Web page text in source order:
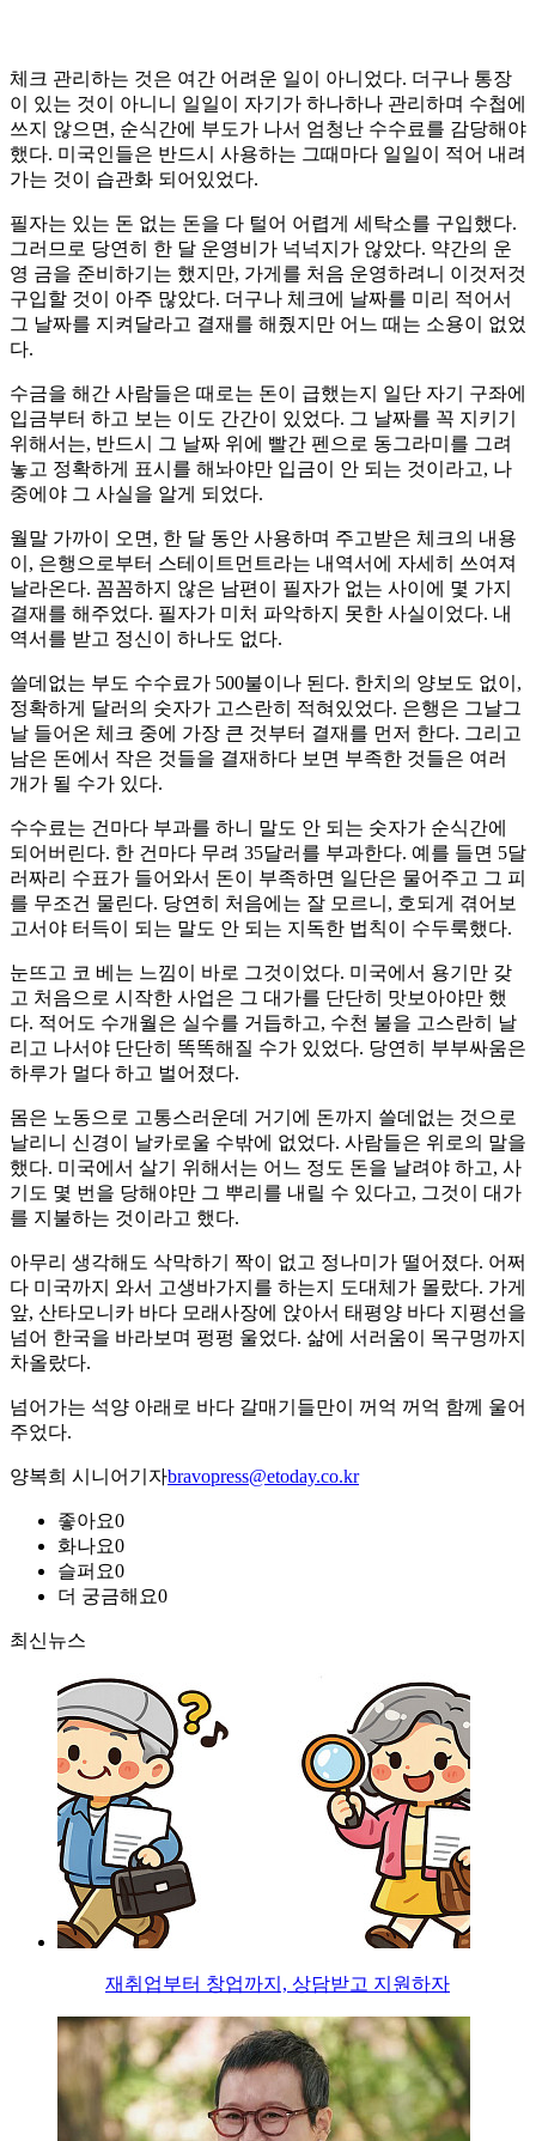
체크 관리하는 것은 여간 어려운 일이 아니었다. 더구나 통장
이 있는 것이 아니니 일일이 자기가 하나하나 관리하며 수첩에
쓰지 않으면, 순식간에 부도가 나서 엄청난 수수료를 감당해야
했다. 미국인들은 반드시 사용하는 그때마다 일일이 적어 내려
가는 것이 습관화 되어있었다.
필자는 있는 돈 없는 돈을 다 털어 어렵게 세탁소를 구입했다.
그러므로 당연히 한 달 운영비가 넉넉지가 않았다. 약간의 운
영 금을 준비하기는 했지만, 가게를 처음 운영하려니 이것저것
구입할 것이 아주 많았다. 더구나 체크에 날짜를 미리 적어서
그 날짜를 지켜달라고 결재를 해줬지만 어느 때는 소용이 없었
다.
수금을 해간 사람들은 때로는 돈이 급했는지 일단 자기 구좌에
입금부터 하고 보는 이도 간간이 있었다. 그 날짜를 꼭 지키기
위해서는, 반드시 그 날짜 위에 빨간 펜으로 동그라미를 그려
놓고 정확하게 표시를 해놔야만 입금이 안 되는 것이라고, 나
중에야 그 사실을 알게 되었다.
월말 가까이 오면, 한 달 동안 사용하며 주고받은 체크의 내용
이, 은행으로부터 스테이트먼트라는 내역서에 자세히 쓰여져
날라온다. 꼼꼼하지 않은 남편이 필자가 없는 사이에 몇 가지
결재를 해주었다. 필자가 미처 파악하지 못한 사실이었다. 내
역서를 받고 정신이 하나도 없다.
쓸데없는 부도 수수료가 500불이나 된다. 한치의 양보도 없이,
정확하게 달러의 숫자가 고스란히 적혀있었다. 은행은 그날그
날 들어온 체크 중에 가장 큰 것부터 결재를 먼저 한다. 그리고
남은 돈에서 작은 것들을 결재하다 보면 부족한 것들은 여러
개가 될 수가 있다.
수수료는 건마다 부과를 하니 말도 안 되는 숫자가 순식간에
되어버린다. 한 건마다 무려 35달러를 부과한다. 예를 들면 5달
러짜리 수표가 들어와서 돈이 부족하면 일단은 물어주고 그 피
를 무조건 물린다. 당연히 처음에는 잘 모르니, 호되게 겪어보
고서야 터득이 되는 말도 안 되는 지독한 법칙이 수두룩했다.
눈뜨고 코 베는 느낌이 바로 그것이었다. 미국에서 용기만 갖
고 처음으로 시작한 사업은 그 대가를 단단히 맛보아야만 했
다. 적어도 수개월은 실수를 거듭하고, 수천 불을 고스란히 날
리고 나서야 단단히 똑똑해질 수가 있었다. 당연히 부부싸움은
하루가 멀다 하고 벌어졌다.
몸은 노동으로 고통스러운데 거기에 돈까지 쓸데없는 것으로
날리니 신경이 날카로울 수밖에 없었다. 사람들은 위로의 말을
했다. 미국에서 살기 위해서는 어느 정도 돈을 날려야 하고, 사
기도 몇 번을 당해야만 그 뿌리를 내릴 수 있다고, 그것이 대가
를 지불하는 것이라고 했다.
아무리 생각해도 삭막하기 짝이 없고 정나미가 떨어졌다. 어쩌
다 미국까지 와서 고생바가지를 하는지 도대체가 몰랐다. 가게
앞, 산타모니카 바다 모래사장에 앉아서 태평양 바다 지평선을
넘어 한국을 바라보며 펑펑 울었다. 삶에 서러움이 목구멍까지
차올랐다.
넘어가는 석양 아래로 바다 갈매기들만이 꺼억 꺼억 함께 울어
주었다.
양복희 시니어기자bravopress@etoday.co.kr
좋아요0
화나요0
슬퍼요0
더 궁금해요0
최신뉴스
재취업부터 창업까지, 상담받고 지원하자